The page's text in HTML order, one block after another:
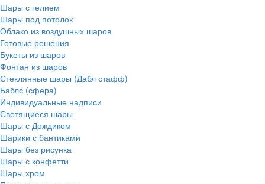
Шары с гелием
Шары под потолок
Облако из воздушных шаров
Готовые решения
Букеты из шаров
Фонтан из шаров
Стеклянные шары (Дабл стафф)
Баблс (сфера)
Индивидуальные надписи
Светящиеся шары
Шары с Дождиком
Шарики с бантиками
Шары без рисунка
Шары с конфетти
Шары хром